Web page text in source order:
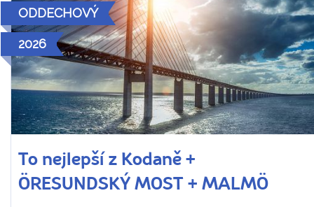
ODDECHOVÝ
2026
To nejlepší z Kodaně +
ÖRESUNDSKÝ MOST + MALMÖ